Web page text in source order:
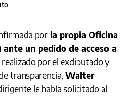
por la propia Oficina
un pedido de acceso a
realizado por el exdiputado y
transparencia, Walter
le había solicitado al